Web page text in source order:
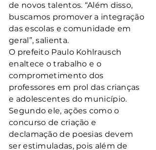
de novos talentos. “Além disso,
buscamos promover a integração
das escolas e comunidade em
geral”, salienta.
O prefeito Paulo Kohlrausch
enaltece o trabalho e o
comprometimento dos
professores em prol das crianças
e adolescentes do município.
Segundo ele, ações como o
concurso de criação e
declamação de poesias devem
ser estimuladas, pois além de